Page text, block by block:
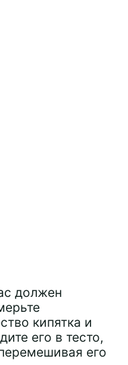
должен
кипятка и
его в тесто,
его